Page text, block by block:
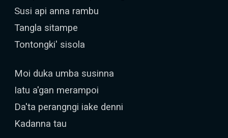
Susi api anna rambu
Tangla sitampe
Tontongki' sisola
Moi duka umba susinna
Iatu a'gan merampoi
Da'ta perangngi iake denni
Kadanna tau